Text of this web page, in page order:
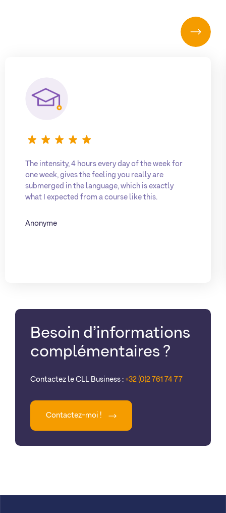
The intensity, 4 hours every day of the week for
one week, gives the feeling you really are
submerged in the language, which is exactly
what I expected from a course like this.
Anonyme
Besoin d’informations
complémentaires ?
Contactez le CLL Business : +32 (0)2 761 74 77
Contactez-moi !